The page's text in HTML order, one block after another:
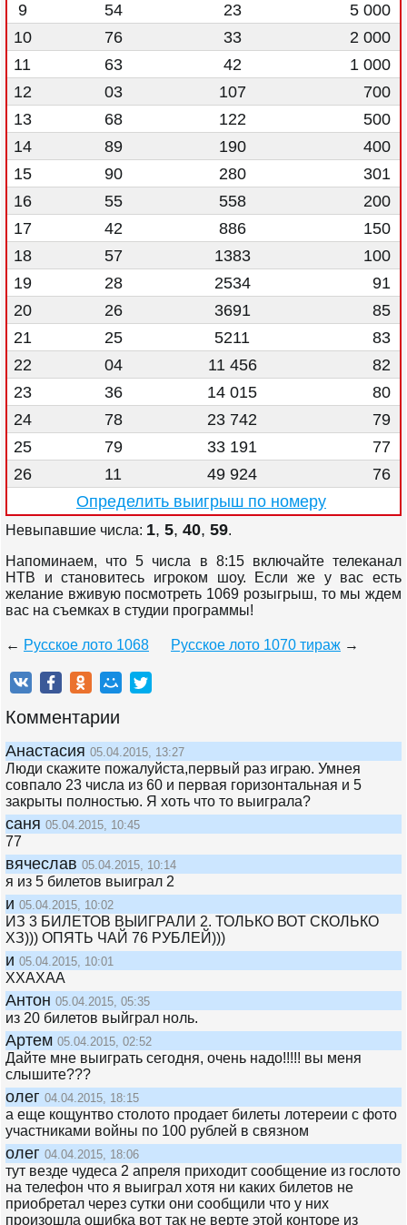
9
54 23
5 000
10
76 33
2 000
11
63 42
1 000
12
03 107
700
13
68 122
500
14
89 190
400
15
90 280
301
16
55 558
200
17
42 886
150
18
57 1383
100
19
28 2534
91
20
26 3691
85
21
25 5211
83
22
04 11 456
82
23
36 14 015
80
24
78 23 742
79
25
79 33 191
77
26
11 49 924
76
Определить выигрыш по номеру
Невыпавшие числа: 1, 5, 40, 59.
Напоминаем, что 5 числа в 8:15 включайте телеканал
НТВ и становитесь игроком шоу. Если же у вас есть
желание вживую посмотреть 1069 розыгрыш, то мы ждем
вас на съемках в студии программы!
← Русское лото 1068 Русское лото 1070 тираж →
Комментарии
Анастасия 05.04.2015, 13:27
Люди скажите пожалуйста,первый раз играю. Умнея
совпало 23 числа из 60 и первая горизонтальная и 5
закрыты полностью. Я хоть что то выиграла?
саня 05.04.2015, 10:45
77
вячеслав 05.04.2015, 10:14
я из 5 билетов выиграл 2
и 05.04.2015, 10:02
ИЗ 3 БИЛЕТОВ ВЫИГРАЛИ 2. ТОЛЬКО ВОТ СКОЛЬКО
ХЗ))) ОПЯТЬ ЧАЙ 76 РУБЛЕЙ)))
и 05.04.2015, 10:01
ХХАХАА
Антон 05.04.2015, 05:35
из 20 билетов выйграл ноль.
Артем 05.04.2015, 02:52
Дайте мне выиграть сегодня, очень надо!!!!! вы меня
слышите???
олег 04.04.2015, 18:15
а еще кощунтво столото продает билеты лотереии с фото
участниками войны по 100 рублей в связном
олег 04.04.2015, 18:06
тут везде чудеса 2 апреля приходит сообщение из гослото
на телефон что я выиграл хотя ни каких билетов не
приобретал через сутки они сообщили что у них
произошла ошибка вот так не верте этой конторе из